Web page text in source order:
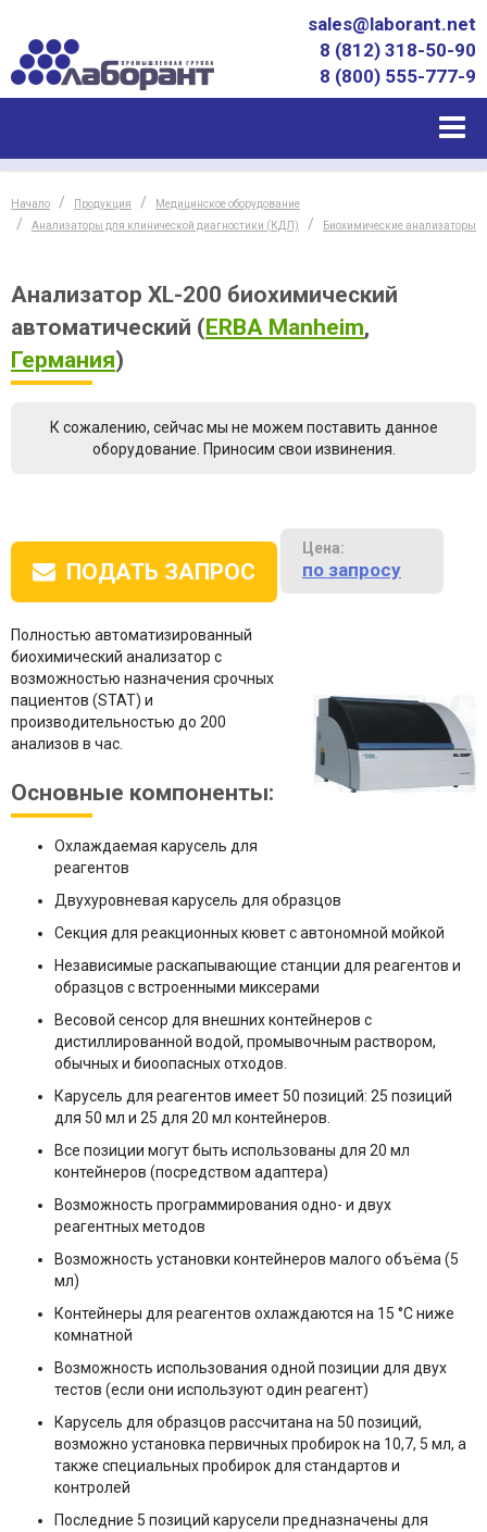
sales@laborant.net
8 (812) 318-50-90
8 (800) 555-777-9
Начало Продукция
Медицинское оборудование
Анализаторы для клинической диагностики (КДЛ)
Биохимические анализаторы
Анализатор XL-200 биохимический
автоматический (ERBA Manheim,
Германия)
К сожалению, сейчас мы не можем поставить данное
оборудование. Приносим свои извинения.
ПОДАТЬ ЗАПРОС
Цена:
по запросу
Полностью автоматизированный
биохимический анализатор с
возможностью назначения срочных
пациентов (STAT) и
производительностью до 200
анализов в час.
Основные компоненты:
Охлаждаемая карусель для
реагентов
Двухуровневая карусель для образцов
Секция для реакционных кювет с автономной мойкой
Независимые раскапывающие станции для реагентов и
образцов с встроенными миксерами
Весовой сенсор для внешних контейнеров с
дистиллированной водой, промывочным раствором,
обычных и биоопасных отходов.
Карусель для реагентов имеет 50 позиций: 25 позиций
для 50 мл и 25 для 20 мл контейнеров.
Все позиции могут быть использованы для 20 мл
контейнеров (посредством адаптера)
Возможность программирования одно- и двух
реагентных методов
Возможность установки контейнеров малого объёма (5
мл)
Контейнеры для реагентов охлаждаются на 15 °C ниже
комнатной
Возможность использования одной позиции для двух
тестов (если они используют один реагент)
Карусель для образцов рассчитана на 50 позиций,
возможно установка первичных пробирок на 10,7, 5 мл, а
также специальных пробирок для стандартов и
контролей
Последние 5 позиций карусели предназначены для